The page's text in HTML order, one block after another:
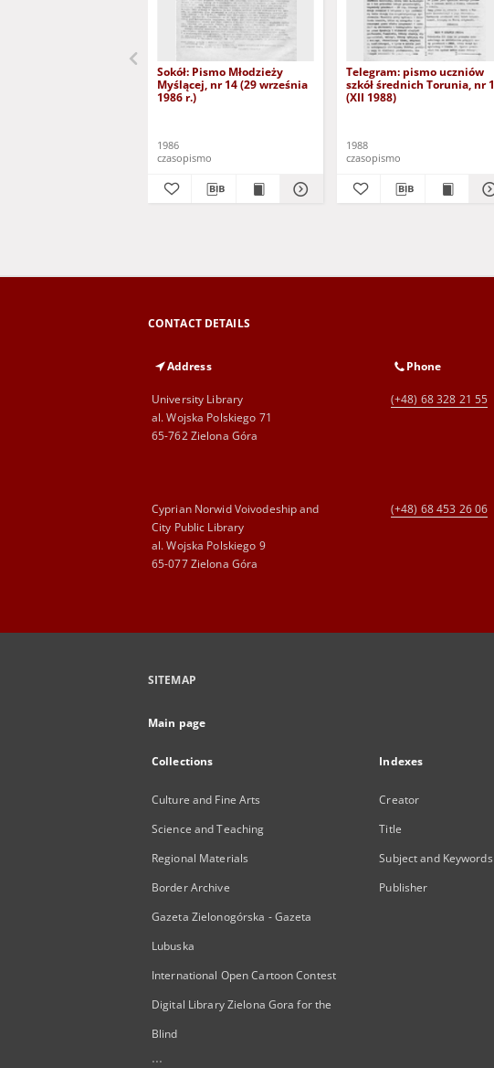
Sokół: Pismo Młodzieży
Myślącej, nr 14 (29 września
1986 r.)
1986
czasopismo
Telegram: pismo uczniów
szkół średnich Torunia, nr 1
(XII 1988)
1988
czasopismo
CONTACT DETAILS
Address
University Library
al. Wojska Polskiego 71
65-762 Zielona Góra
Phone
(+48) 68 328 21 55
Cyprian Norwid Voivodeship and
City Public Library
al. Wojska Polskiego 9
65-077 Zielona Góra
(+48) 68 453 26 06
SITEMAP
Main page
Collections
Culture and Fine Arts
Science and Teaching
Regional Materials
Border Archive
Gazeta Zielonogórska - Gazeta
Lubuska
International Open Cartoon Contest
Digital Library Zielona Gora for the
Blind
...
Indexes
Creator
Title
Subject and Keywords
Publisher